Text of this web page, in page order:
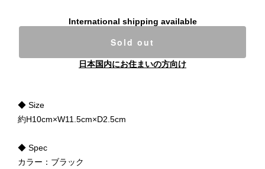
International shipping available
Sold out
日本国内にお住まいの方向け
◆ Size
約H10cm×W11.5cm×D2.5cm
◆ Spec
カラー：ブラック